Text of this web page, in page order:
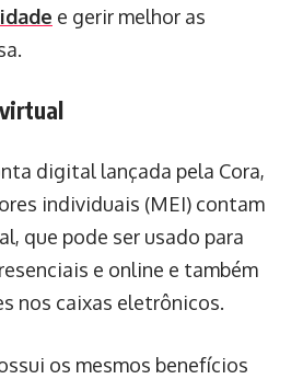
e gerir melhor as
digital lançada pela Cora,
individuais (MEI) contam
que pode ser usado para
e online e também
nos caixas eletrônicos.
os mesmos benefícios